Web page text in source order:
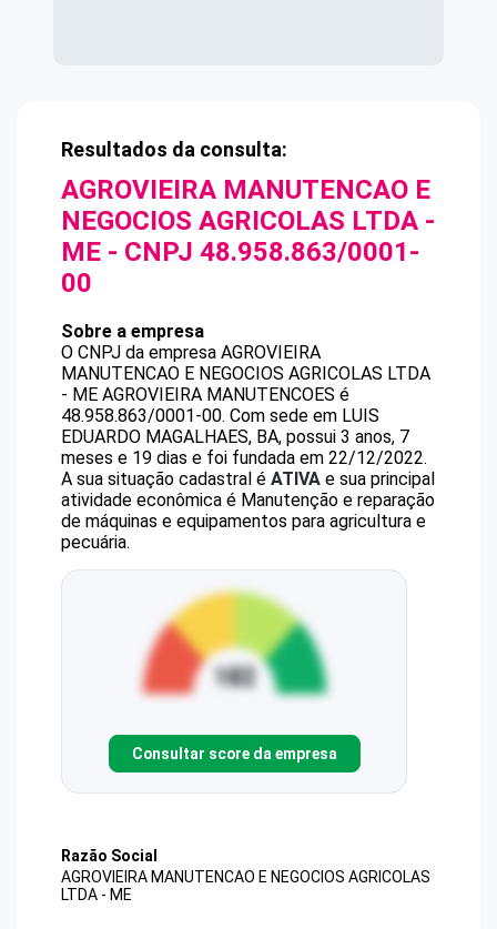
Resultados da consulta:
AGROVIEIRA MANUTENCAO E
NEGOCIOS AGRICOLAS LTDA -
ME - CNPJ 48.958.863/0001-
00
Sobre a empresa
O CNPJ da empresa AGROVIEIRA
MANUTENCAO E NEGOCIOS AGRICOLAS LTDA
- ME AGROVIEIRA MANUTENCOES é
48.958.863/0001-00. Com sede em LUIS
EDUARDO MAGALHAES, BA, possui 3 anos, 7
meses e 19 dias e foi fundada em 22/12/2022.
A sua situação cadastral é ATIVA e sua principal
atividade econômica é Manutenção e reparação
de máquinas e equipamentos para agricultura e
pecuária.
Consultar score da empresa
Razão Social
AGROVIEIRA MANUTENCAO E NEGOCIOS AGRICOLAS
LTDA - ME